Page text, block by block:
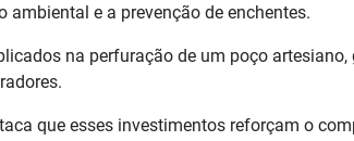
ambiental e a prevenção de enchentes.
na perfuração de um poço
que esses investimentos reforçam o